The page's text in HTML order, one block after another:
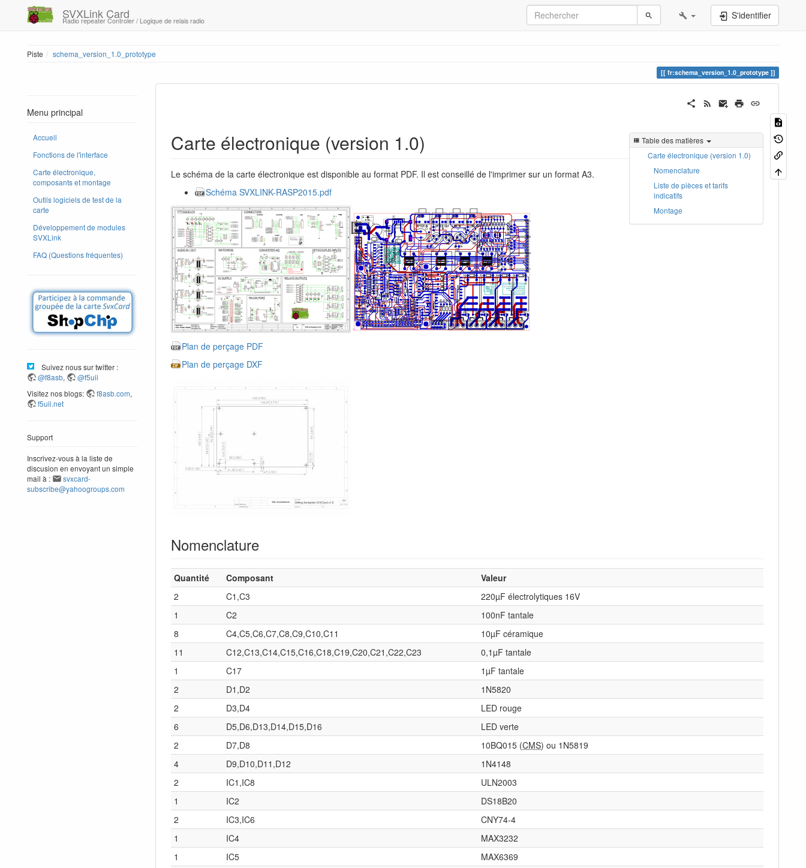
SVXLink Card
Radio repeater Controler / Logique de relais radio S'identifier
Piste schema_version_1.0_prototype
fr:schema_version_1.0_prototype
Menu principal
Accueil
Fonctions de l'interface
Carte électronique,
composants et montage
Outils logiciels de test de la
carte
Développement de modules
SVXLink
FAQ (Questions fréquentes)
Suivez nous sur twitter :
@f8asb,
@f5uii
Visitez nos blogs:
f8asb.com,
f5uii.net
Support
Inscrivez-vous à la liste de
discusion en envoyant un simple
mail à :
svxcard-
subscribe@yahoogroups.com
Table des matières
Carte électronique (version 1.0)
Nomenclature
Liste de pièces et tarifs
indicatifs
Montage
Carte électronique (version 1.0)
Le schéma de la carte électronique est disponible au format PDF. Il est conseillé de l'imprimer sur un format A3.
Schéma SVXLINK-RASP2015.pdf
Plan de perçage PDF
Plan de perçage DXF
Nomenclature
Quantité Composant
Valeur
2
C1,C3
220µF électrolytiques 16V
1
C2
100nF tantale
8
C4,C5,C6,C7,C8,C9,C10,C11
10µF céramique
11
C12,C13,C14,C15,C16,C18,C19,C20,C21,C22,C23
0,1µF tantale
1
C17
1µF tantale
2
D1,D2
1N5820
2
D3,D4
LED rouge
6
D5,D6,D13,D14,D15,D16
LED verte
2
D7,D8 10BQ015 (CMS) ou 1N5819
4
D9,D10,D11,D12
1N4148
2
IC1,IC8
ULN2003
1
IC2
DS18B20
2
IC3,IC6
CNY74-4
1
IC4
MAX3232
1
IC5
MAX6369